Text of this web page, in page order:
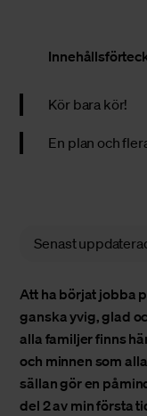
Kör bara kör!
En plan och
Senast
Att ha börjat jobba
ganska yvig, glad
alla familjer finns
och minnen som
sällan gör en
del 2 av min första